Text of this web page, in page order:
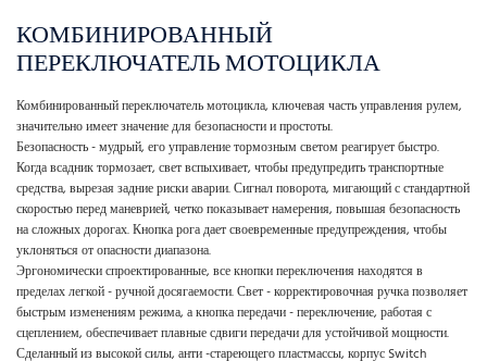
КОМБИНИРОВАННЫЙ
ПЕРЕКЛЮЧАТЕЛЬ МОТОЦИКЛА
Комбинированный переключатель мотоцикла, ключевая часть управления рулем,
значительно имеет значение для безопасности и простоты.
Безопасность - мудрый, его управление тормозным светом реагирует быстро.
Когда всадник тормозает, свет вспыхивает, чтобы предупредить транспортные
средства, вырезая задние риски аварии. Сигнал поворота, мигающий с стандартной
скоростью перед маневрией, четко показывает намерения, повышая безопасность
на сложных дорогах. Кнопка рога дает своевременные предупреждения, чтобы
уклоняться от опасности диапазона.
Эргономически спроектированные, все кнопки переключения находятся в
пределах легкой - ручной досягаемости. Свет - корректировочная ручка позволяет
быстрым изменениям режима, а кнопка передачи - переключение, работая с
сцеплением, обеспечивает плавные сдвиги передачи для устойчивой мощности.
Сделанный из высокой силы, анти -стареющего пластмассы, корпус Switch